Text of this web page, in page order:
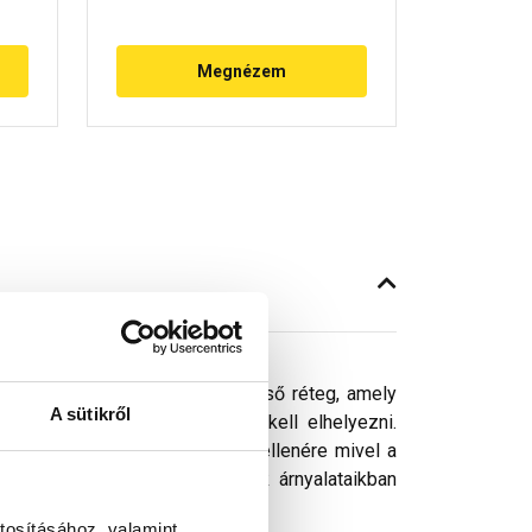
A sütikről
Megnézem
a víz átbukását. Fényes külső réteg, amely
60 centiméterenként kell elhelyezni.
megjelenítését. Ennek ellenére mivel a
a képeken látható színek árnyalataikban